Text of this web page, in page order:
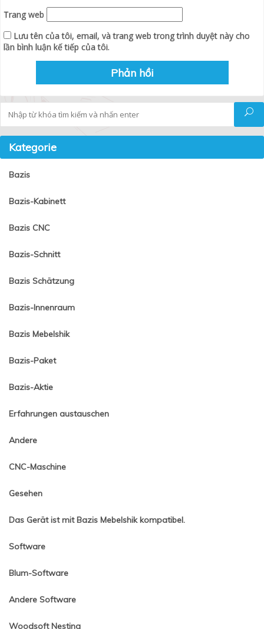
Trang web
Lưu tên của tôi, email, và trang web trong trình duyệt này cho
lần bình luận kế tiếp của tôi.
Kategorie
Bazis
Bazis-Kabinett
Bazis CNC
Bazis-Schnitt
Bazis Schätzung
Bazis-Innenraum
Bazis Mebelshik
Bazis-Paket
Bazis-Aktie
Erfahrungen austauschen
Andere
CNC-Maschine
Gesehen
Das Gerät ist mit Bazis Mebelshik kompatibel.
Software
Blum-Software
Andere Software
Woodsoft Nesting